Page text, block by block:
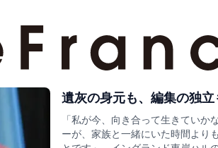
遺灰の身元も、編集の独
「私が今、向き合って生きてい
ーが、家族と一緒にいた時間より